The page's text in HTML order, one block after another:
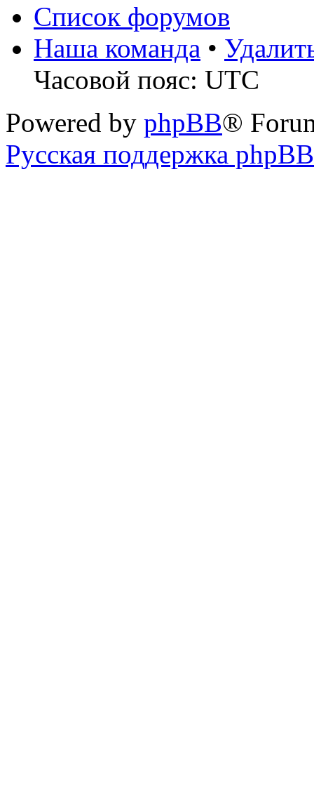
Список форумов
Наша команда •
Часовой пояс: UTC
Powered by phpBB®
Русская поддержка phpBB